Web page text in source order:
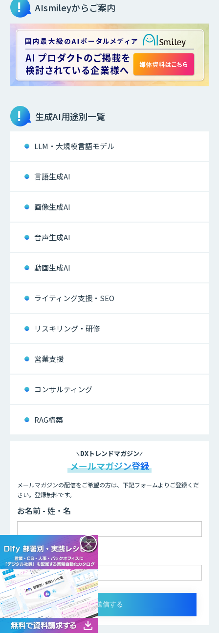
AIsmileyからご案内
生成AI用途別一覧
LLM・大規模言語モデル
言語生成AI
画像生成AI
音声生成AI
動画生成AI
ライティング支援・SEO
リスキリング・研修
営業支援
コンサルティング
RAG構築
DXトレンドマガジン
メールマガジン登録
メールマガジンの配信をご希望の方は、下記フォームよりご登録くだ
さい。登録無料です。
お名前 - 姓・名
メールアドレス
×